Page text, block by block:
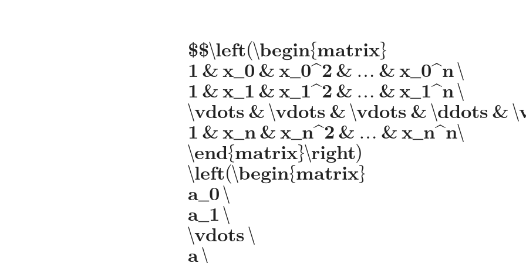
$$\left(\begin{matrix}
1 & x_0 & x_0^2 & … & x_0^n \
1 & x_1 & x_1^2 & … & x_1^n \
\vdots & \vdots & \vdots & \ddots &
1 & x_n & x_n^2 & … & x_n^n\
\end{matrix}\right)
\left(\begin{matrix}
a_0 \
a_1 \
\vdots \
a \